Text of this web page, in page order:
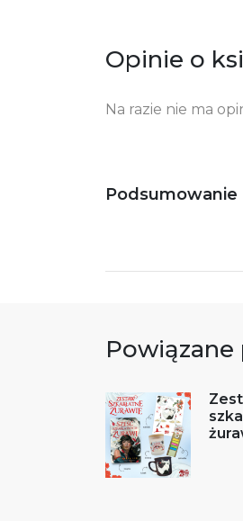
Opinie o
Na razie nie ma
Podsumowanie